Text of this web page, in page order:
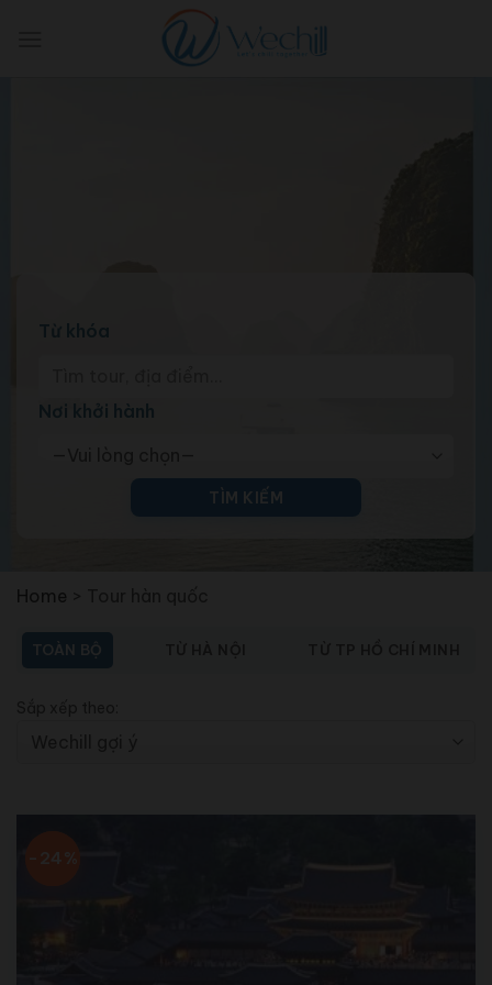
Nơi khởi hành
TÌM KIẾM
Home
TOÀN BỘ